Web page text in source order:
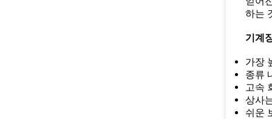
하는
기계
가장
종류
고속
상사
쉬운